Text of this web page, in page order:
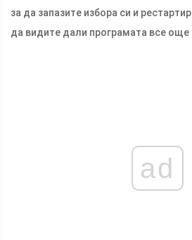
за да запазите избора си и
да видите дали програмата все още
ad